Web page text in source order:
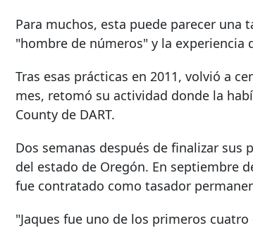
Para muchos, esta puede parecer
"hombre de números" y la experiencia
Tras esas prácticas en 2011, volvió a
mes, retomó su actividad donde la
County de DART.
Dos semanas después de finalizar
del estado de Oregón. En septiembre
fue contratado como tasador
"Jaques fue uno de los primeros